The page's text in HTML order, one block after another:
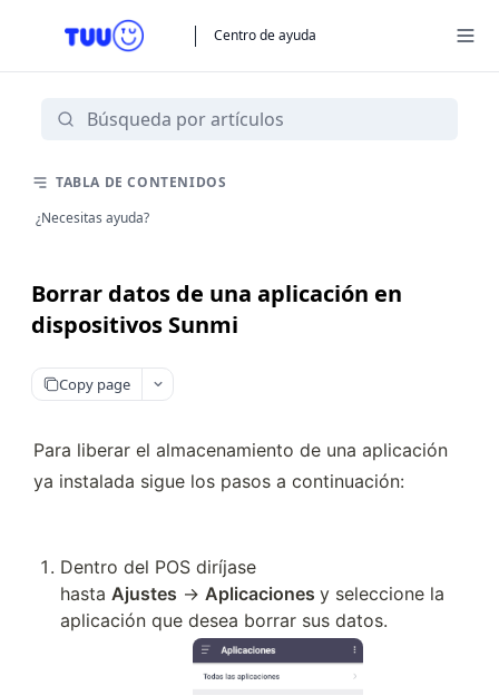
Centro de ayuda
Borrar datos de una aplicación en
dispositivos Sunmi
Copy page
Para liberar el almacenamiento de una aplicación
ya instalada sigue los pasos a continuación:
Dentro del POS diríjase
hasta Ajustes → Aplicaciones y seleccione la
aplicación que desea borrar sus datos.
TABLA DE CONTENIDOS
¿Necesitas ayuda?